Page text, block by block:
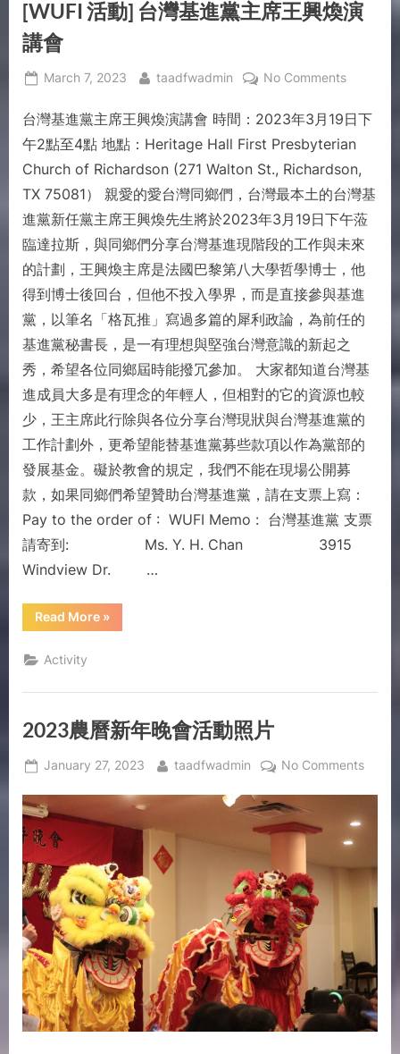
[WUFI 活動] 台灣基進黨主席王興煥演
講會
March 7, 2023 taadfwadmin No Comments
台灣基進黨主席王興煥演講會 時間：2023年3月19日下
午2點至4點 地點：Heritage Hall First Presbyterian
Church of Richardson (271 Walton St., Richardson,
TX 75081） 親愛的愛台灣同鄉們，台灣最本土的台灣基
進黨新任黨主席王興煥先生將於2023年3月19日下午蒞
臨達拉斯，與同鄉們分享台灣基進現階段的工作與未來
的計劃，王興煥主席是法國巴黎第八大學哲學博士，他
得到博士後回台，但他不投入學界，而是直接參與基進
黨，以筆名「格瓦推」寫過多篇的犀利政論，為前任的
基進黨秘書長，是一有理想與堅強台灣意識的新起之
秀，希望各位同鄉屆時能撥冗參加。 大家都知道台灣基
進成員大多是有理念的年輕人，但相對的它的資源也較
少，王主席此行除與各位分享台灣現狀與台灣基進黨的
工作計劃外，更希望能替基進黨募些款項以作為黨部的
發展基金。礙於教會的規定，我們不能在現場公開募
款，如果同鄉們希望贊助台灣基進黨，請在支票上寫：
Pay to the order of : WUFI Memo : 台灣基進黨 支票
請寄到: Ms. Y. H. Chan 3915
Windview Dr. …
Read More »
Activity
2023農曆新年晚會活動照片
January 27, 2023 taadfwadmin No Comments